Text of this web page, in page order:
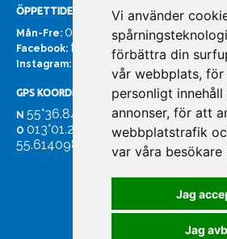
Vi använder
förbättra din
vår webbplats,
personligt
annonser, för att
webbplatstrafik
var våra besökare
Jag
Jag
ÖPPETTIDER
Mån-Fre: 07:00 - 16:00
Facebook: facebook.com/
Instagram: instagram.com/
GPS KOORDINATER
N 55°36.847
O 013°01.255'
55.614098. 13.020931'